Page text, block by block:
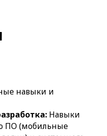
навыки и
Навыки
ПО (мобильные